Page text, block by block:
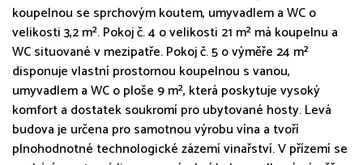
koupelnou se sprchovým koutem, umyvadlem a WC o
velikosti 3,2 m². Pokoj č. 4 o velikosti 21 m² má koupelnu a
WC situované v mezipatře. Pokoj č. 5 o výměře 24 m²
disponuje vlastní prostornou koupelnou s vanou,
umyvadlem a WC o ploše 9 m², která poskytuje vysoký
komfort a dostatek soukromí pro ubytované hosty. Levá
budova je určena pro samotnou výrobu vína a tvoří
plnohodnotné technologické zázemí vinařství. V přízemí se